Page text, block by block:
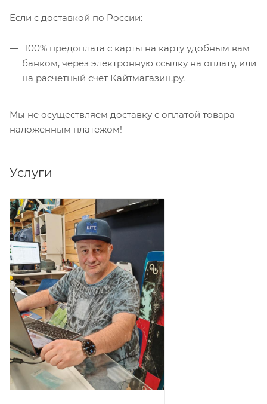
Если с доставкой по России:
100% предоплата с карты на карту удобным вам
банком, через электронную ссылку на оплату, или
на расчетный счет Кайтмагазин.ру.
Мы не осуществляем доставку с оплатой товара
наложенным платежом!
Услуги